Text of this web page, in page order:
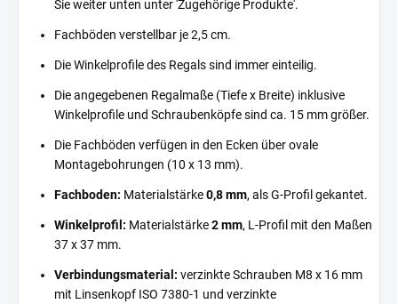
Sie weiter unten unter 'Zugehörige Produkte'.
Fachböden verstellbar je 2,5 cm.
Die Winkelprofile des Regals sind immer einteilig.
Die angegebenen Regalmaße (Tiefe x Breite) inklusive
Winkelprofile und Schraubenköpfe sind ca. 15 mm größer.
Die Fachböden verfügen in den Ecken über ovale
Montagebohrungen (10 x 13 mm).
Fachboden: Materialstärke0,8 mm, als G-Profil gekantet.
Winkelprofil: Materialstärke2 mm, L-Profil mit den Maßen
37 x 37 mm.
Verbindungsmaterial: verzinkte Schrauben M8 x 16 mm
mit Linsenkopf ISO 7380-1 und verzinkte